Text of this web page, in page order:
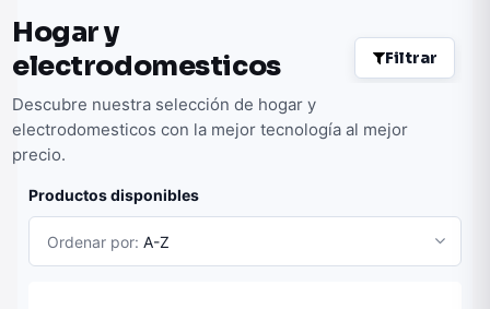
Hogar y
electrodomesticos
Filtrar
Descubre nuestra selección de hogar y
electrodomesticos con la mejor tecnología al mejor
precio.
Productos disponibles
Ordenar por: A-Z